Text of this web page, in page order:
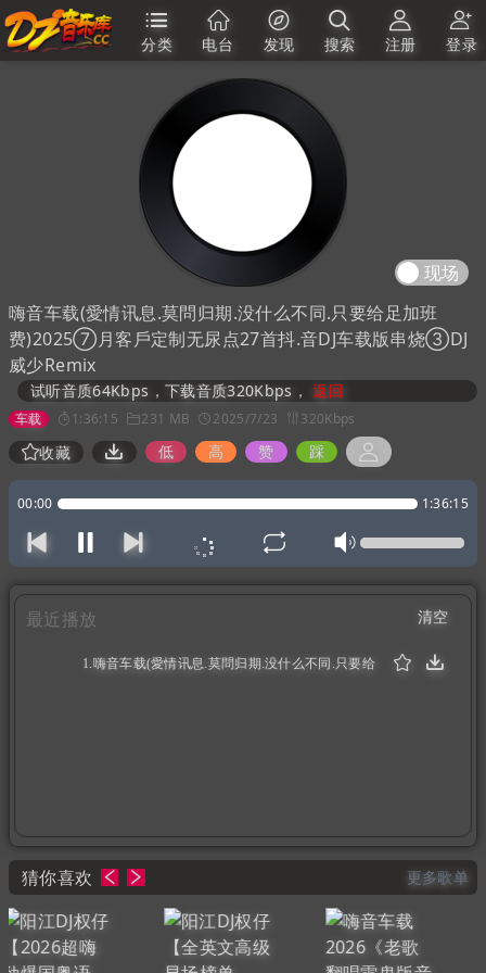
分类 电台 发现 搜索 注册 登录
现场
嗨音车载(愛情讯息.莫問归期.没什么不同.只要给足加班
费)2025⑦月客戶定制无尿点27首抖.音DJ车载版串烧③DJ
威少Remix
试听音质64Kbps，下载音质320Kbps，返回
车载 1:36:15 231 MB 2025/7/23 320Kbps
收藏 低 高 赞 踩
00:00 1:36:15
最近播放 清空
1.嗨音车载(愛情讯息.莫問归期.没什么不同.只要给
猜你喜欢 更多歌单